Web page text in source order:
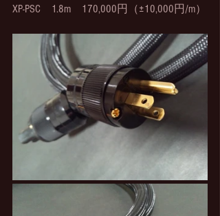
XP-PSC　1.8m　170,000円（±10,000円/m）